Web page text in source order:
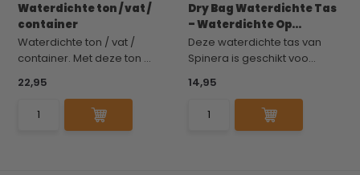
Waterdichte ton / vat /
container
Waterdichte ton / vat /
container. Met deze ton ...
22,95
Dry Bag Waterdichte Tas
– Waterdichte Op...
Deze waterdichte tas van
Spinera is geschikt voo...
14,95